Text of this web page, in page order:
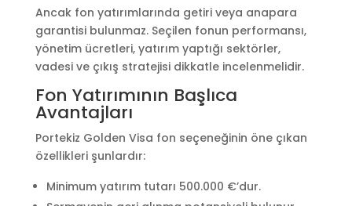
Ancak fon yatırımlarında getiri veya anapara
garantisi bulunmaz. Seçilen fonun performansı,
yönetim ücretleri, yatırım yaptığı sektörler,
vadesi ve çıkış stratejisi dikkatle incelenmelidir.
Fon Yatırımının Başlıca
Avantajları
Portekiz Golden Visa fon seçeneğinin öne çıkan
özellikleri şunlardır:
Minimum yatırım tutarı 500.000 €’dur.